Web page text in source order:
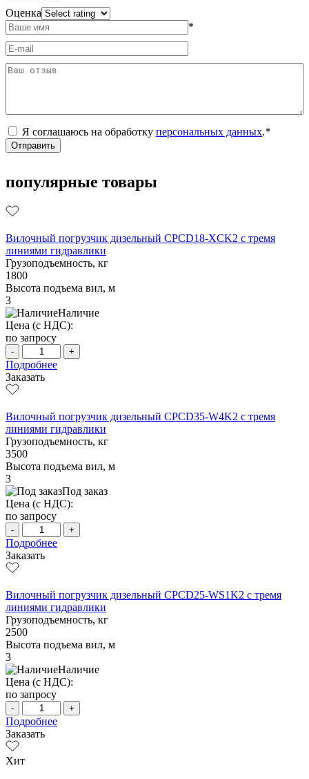
Оценка
*
Я соглашаюсь на обработку персональных данных.*
популярные товары
Вилочный погрузчик дизельный CPCD18-XCK2 с тремя
линиями гидравлики
Грузоподъемность, кг
1800
Высота подъема вил, м
3
Наличие
Цена (с НДС):
по запросу
- +
Подробнее
Заказать
Вилочный погрузчик дизельный CPCD35-W4K2 с тремя
линиями гидравлики
Грузоподъемность, кг
3500
Высота подъема вил, м
3
Под заказ
Цена (с НДС):
по запросу
- +
Подробнее
Заказать
Вилочный погрузчик дизельный CPCD25-WS1K2 с тремя
линиями гидравлики
Грузоподъемность, кг
2500
Высота подъема вил, м
3
Наличие
Цена (с НДС):
по запросу
- +
Подробнее
Заказать
Хит